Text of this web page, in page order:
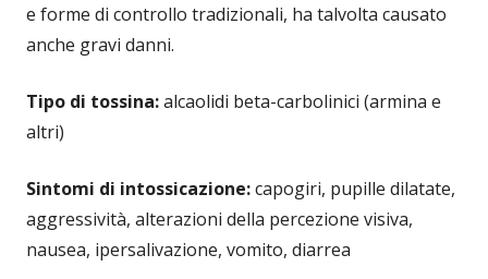
e forme di controllo tradizionali, ha talvolta causato
anche gravi danni.
Tipo di tossina:alcaolidi beta-carbolinici (armina e
altri)
Sintomi di intossicazione:capogiri, pupille dilatate,
aggressività, alterazioni della percezione visiva,
nausea, ipersalivazione, vomito, diarrea